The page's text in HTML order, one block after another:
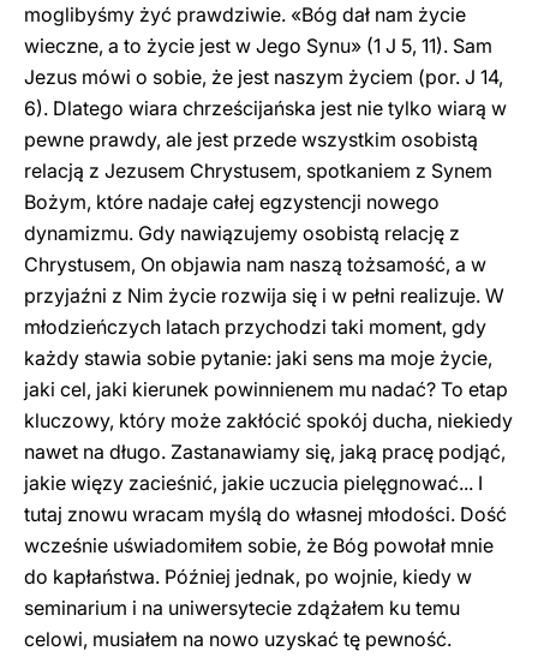
moglibyśmy żyć prawdziwie. «Bóg dał nam życie
wieczne, a to życie jest w Jego Synu» (1 J 5, 11). Sam
Jezus mówi o sobie, że jest naszym życiem (por. J 14,
6). Dlatego wiara chrześcijańska jest nie tylko wiarą w
pewne prawdy, ale jest przede wszystkim osobistą
relacją z Jezusem Chrystusem, spotkaniem z Synem
Bożym, które nadaje całej egzystencji nowego
dynamizmu. Gdy nawiązujemy osobistą relację z
Chrystusem, On objawia nam naszą tożsamość, a w
przyjaźni z Nim życie rozwija się i w pełni realizuje. W
młodzieńczych latach przychodzi taki moment, gdy
każdy stawia sobie pytanie: jaki sens ma moje życie,
jaki cel, jaki kierunek powinnienem mu nadać? To etap
kluczowy, który może zakłócić spokój ducha, niekiedy
nawet na długo. Zastanawiamy się, jaką pracę podjąć,
jakie więzy zacieśnić, jakie uczucia pielęgnować... I
tutaj znowu wracam myślą do własnej młodości. Dość
wcześnie uświadomiłem sobie, że Bóg powołał mnie
do kapłaństwa. Później jednak, po wojnie, kiedy w
seminarium i na uniwersytecie zdążałem ku temu
celowi, musiałem na nowo uzyskać tę pewność.